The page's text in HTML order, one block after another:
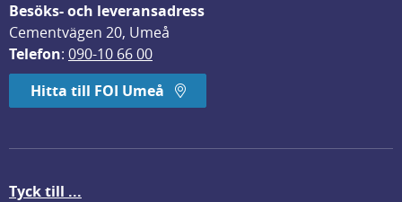
Besöks- och leveransadress
Cementvägen 20, Umeå
Telefon: 090-10 66 00
Hitta till FOI Umeå
Tyck till ...